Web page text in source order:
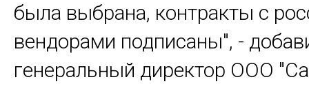
была выбрана, контракты с
вендорами подписаны", -
генеральный директор ООО